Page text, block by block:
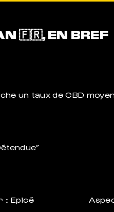
🇫🇷, EN BREF
un taux de CBD
: Epicé